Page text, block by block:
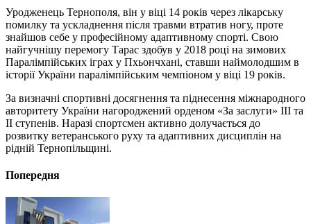
Уродженець Тернополя, він у віці 14 років через лікарську
помилку та ускладнення після травми втратив ногу, проте
знайшов себе у професійному адаптивному спорті. Свою
найгучнішу перемогу Тарас здобув у 2018 році на зимових
Паралімпійських іграх у Пхьончхані, ставши наймолодшим в
історії України паралімпійським чемпіоном у віці 19 років.
За визначні спортивні досягнення та піднесення міжнародного
авторитету України нагороджений орденом «За заслуги» III та
II ступенів. Наразі спортсмен активно долучається до
розвитку ветеранського руху та адаптивних дисциплін на
рідній Тернопільщині.
Попередня